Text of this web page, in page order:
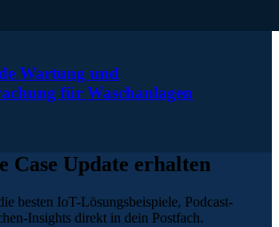
Wartung und
für Waschanlagen
Case Update erhalten
besten IoT-Lösungsbeispiele, Podcast-
Insights direkt in dein Postfach.